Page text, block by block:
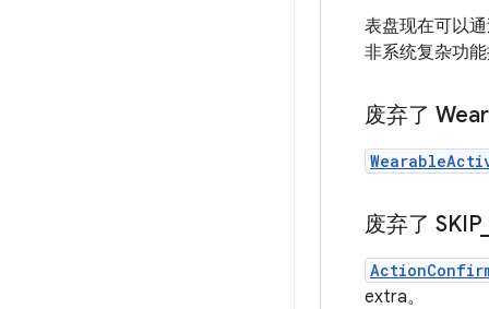
表盘现在可以
非系统复杂功
废弃了
废弃了 SKIP
extra。